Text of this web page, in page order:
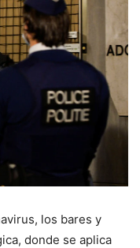
los bares y
donde se aplica